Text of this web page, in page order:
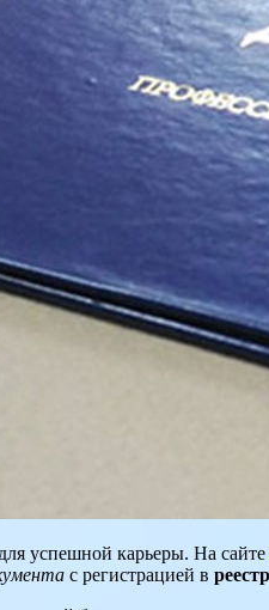
успешной карьеры. На сайте
с регистрацией в